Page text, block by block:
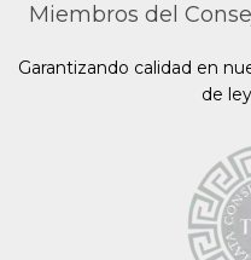
Miembros del
Garantizando calidad en
de